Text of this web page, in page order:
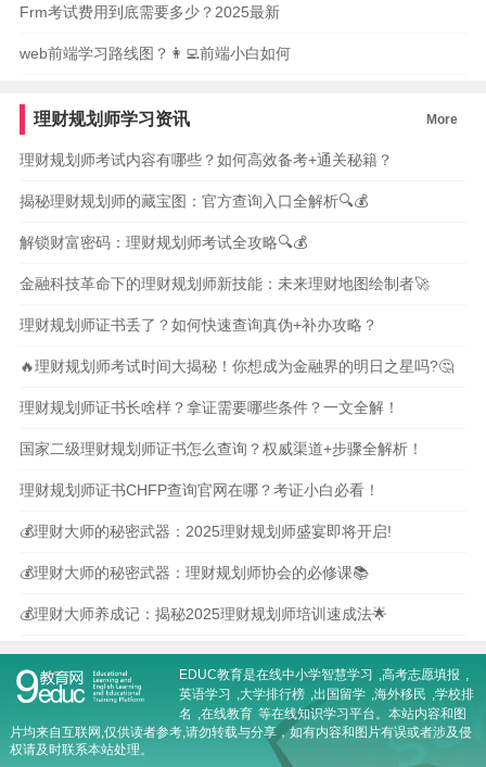
Frm考试费用到底需要多少？2025最新
web前端学习路线图？👩‍💻前端小白如何
理财规划师学习资讯 More
理财规划师考试内容有哪些？如何高效备考+通关秘籍？
揭秘理财规划师的藏宝图：官方查询入口全解析🔍💰
解锁财富密码：理财规划师考试全攻略🔍💰
金融科技革命下的理财规划师新技能：未来理财地图绘制者🚀
理财规划师证书丢了？如何快速查询真伪+补办攻略？
🔥理财规划师考试时间大揭秘！你想成为金融界的明日之星吗?🤔
理财规划师证书长啥样？拿证需要哪些条件？一文全解！
国家二级理财规划师证书怎么查询？权威渠道+步骤全解析！
理财规划师证书CHFP查询官网在哪？考证小白必看！
💰理财大师的秘密武器：2025理财规划师盛宴即将开启!
💰理财大师的秘密武器：理财规划师协会的必修课📚
💰理财大师养成记：揭秘2025理财规划师培训速成法🌟
EDUC教育是在线中小学智慧学习 ,高考志愿填报 ,
英语学习
,大学排行榜 ,出国留学 ,海外移民 ,学校排
名 ,在线教育 等在线知识学习平台。本站内容和图
片均来自互联网,仅供读者参考,请勿转载与分享，如有内容和图片有误或者涉及侵
权请及时联系本站处理。